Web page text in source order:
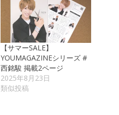
【サマーSALE】
YOUMAGAZINEシリーズ #
西銘駿 掲載2ページ
2025年8月23日
類似投稿